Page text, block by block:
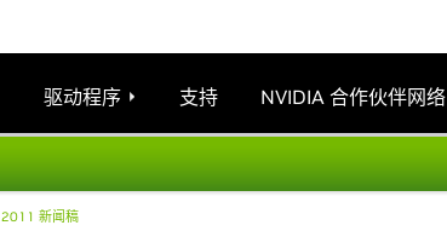
驱动程序 支持 NVIDIA 合作伙伴网络
2011 新闻稿